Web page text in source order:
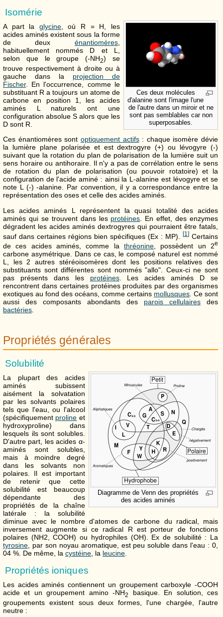
Isomérie
Ces deux molécules
d'alanine sont l'image l'une
de l'autre dans un miroir et ne
sont pas semblables car non
superposables.
A part la glycine, où R = H, les
acides aminés existent sous la forme
de deux énantiomères,
habituellement nommés D et L,
selon que le groupe (-NH2) se
trouve respectivement à droite ou à
gauche dans la projection de
Fischer. En l'occurrence, comme le
substituant R a toujours un atome de
carbone en position 1, les acides
aminés L naturels ont une
configuration absolue S alors que les
D sont R.
Ces énantiomères sont optiquement actifs: chaque isomère dévie
la lumière plane polarisée et est dextrogyre (+) ou lévogyre (-)
suivant que la rotation du plan de polarisation de la lumière suit un
sens horaire ou antihoraire. Il n'y a pas de corrélation entre le sens
de rotation du plan de polarisation (ou pouvoir rotatoire) et la
configuration de l'acide aminé : ainsi la L-alanine est lévogyre et se
note L (-) -alanine. Par convention, il y a correspondance entre la
représentation des oses et celle des acides aminés.
Les acides aminés L représentent la quasi totalité des acides
aminés qui se trouvent dans les protéines . En effet, des enzymes
dégradent les acides aminés dextrogyres qui pourraient être fatals,
sauf dans certaines régions bien spécifiques (Ex : MP). [1 ] Certains
de ces acides aminés, comme la thréonine, possèdent un 2e
carbone asymétrique. Dans ce cas, le composé naturel est nommé
L, les 2 autres stéréoisomères dont les positions relatives des
substituants sont différentes sont nommés "allo". Ceux-ci ne sont
pas présents dans les protéines. Les acides aminés D se
rencontrent dans certaines protéines produites par des organismes
exotiques au fond des océans, comme certains mollusques. Ce sont
aussi des composants abondants des parois cellulaires des
bactéries.
Propriétés générales
Solubilité
Diagramme de Venn des propriétés
des acides aminés
La plupart des acides
aminés subissent
aisément la solvatation
par les solvants polaires
tels que l'eau, ou l'alcool
(spécifiquement proline et
hydroxyproline) dans
lesquels ils sont solubles.
D'autre part, les acides α-
aminés sont solubles,
mais à moindre degré
dans les solvants non
polaires. Il est important
de retenir que cette
solubilité est beaucoup
dépendante des
propriétés de la chaîne
latérale : la solubilité
diminue avec le nombre d'atomes de carbone du radical, mais
inversement augmente si ce radical R est porteur de fonctions
polaires (NH2, COOH) ou hydrophiles (OH). Ex de solubilité : La
tyrosine, par son noyau aromatique, est peu soluble dans l'eau : 0,
04 %. De même, la cystéine, la leucine.
Propriétés ioniques
Les acides aminés contiennent un groupement carboxyle -COOH
acide et un groupement amino -NH2
basique. En solution, ces
groupements existent sous deux formes, l'une chargée, l'autre
neutre :